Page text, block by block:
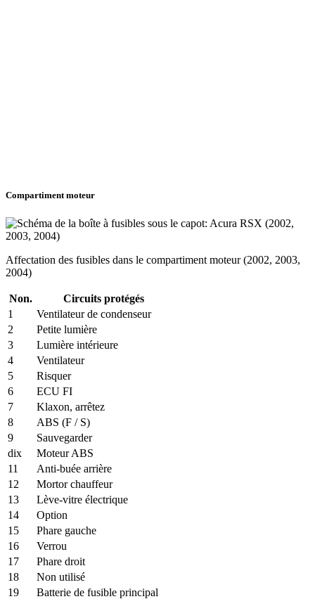
Compartiment moteur
Affectation des fusibles dans le compartiment moteur (2002, 2003,
2004)
Non.
Circuits protégés
1
Ventilateur de condenseur
2
Petite lumière
3
Lumière intérieure
4
Ventilateur
5
Risquer
6
ECU FI
7
Klaxon, arrêtez
8
ABS (F / S)
9
Sauvegarder
dix
Moteur ABS
11
Anti-buée arrière
12
Mortor chauffeur
13
Lève-vitre électrique
14
Option
15
Phare gauche
16
Verrou
17
Phare droit
18
Non utilisé
19
Batterie de fusible principal